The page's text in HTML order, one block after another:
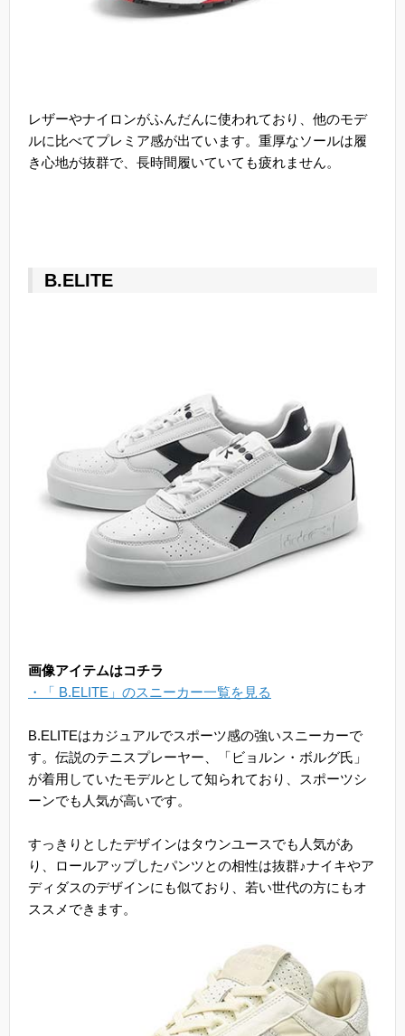
レザーやナイロンがふんだんに使われており、他のモデ
ルに比べてプレミア感が出ています。重厚なソールは履
き心地が抜群で、長時間履いていても疲れません。
B.ELITE
画像アイテムはコチラ
・「 B.ELITE」のスニーカー一覧を見る
B.ELITEはカジュアルでスポーツ感の強いスニーカーで
す。伝説のテニスプレーヤー、「ビョルン・ボルグ氏」
が着用していたモデルとして知られており、スポーツシ
ーンでも人気が高いです。
すっきりとしたデザインはタウンユースでも人気があ
り、ロールアップしたパンツとの相性は抜群♪ナイキやア
ディダスのデザインにも似ており、若い世代の方にもオ
ススメできます。